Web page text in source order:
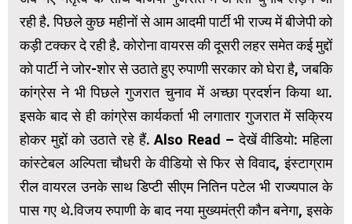
रही है. पिछले कुछ महीनों से आम आदमी पार्टी भी राज्य में बीजेपी को
कड़ी टक्कर दे रही है. कोरोना वायरस की दूसरी लहर समेत कई मुद्दों
को पार्टी ने जोर-शोर से उठाते हुए रुपाणी सरकार को घेरा है, जबकि
कांग्रेस ने भी पिछले गुजरात चुनाव में अच्छा प्रदर्शन किया था.
इसके बाद से ही कांग्रेस कार्यकर्ता भी लगातार गुजरात में सक्रिय
होकर मुद्दों को उठाते रहे हैं. Also Read – देखें वीडियो: महिला
कांस्टेबल अल्पिता चौधरी के वीडियो से फिर से विवाद, इंस्टाग्राम
रील वायरल उनके साथ डिप्टी सीएम नितिन पटेल भी राज्यपाल के
पास गए थे.विजय रुपाणी के बाद नया मुख्यमंत्री कौन बनेगा, इसके